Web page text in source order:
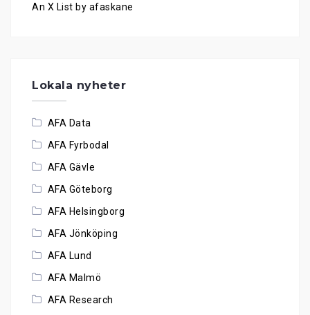
An X List by afaskane
Lokala nyheter
AFA Data
AFA Fyrbodal
AFA Gävle
AFA Göteborg
AFA Helsingborg
AFA Jönköping
AFA Lund
AFA Malmö
AFA Research